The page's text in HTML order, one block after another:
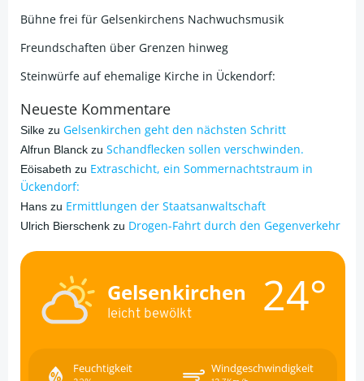
Bühne frei für Gelsenkirchens Nachwuchsmusik
Freundschaften über Grenzen hinweg
Steinwürfe auf ehemalige Kirche in Ückendorf:
Neueste Kommentare
Silke zu Gelsenkirchen geht den nächsten Schritt
Alfrun Blanck zu Schandflecken sollen verschwinden.
Eöisabeth zu Extraschicht, ein Sommernachtstraum in
Ückendorf:
Hans zu Ermittlungen der Staatsanwaltschaft
Ulrich Bierschenk zu Drogen-Fahrt durch den Gegenverkehr
Gelsenkirchen
leicht bewölkt 24°
Feuchtigkeit Windgeschwindigkeit